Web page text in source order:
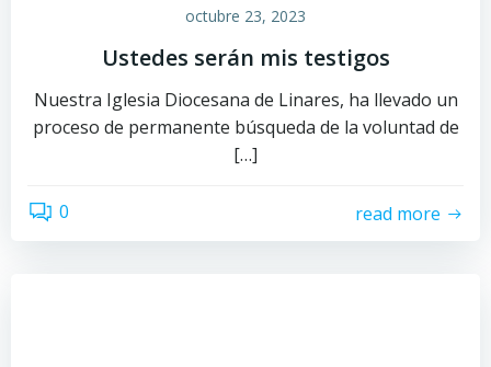
octubre 23, 2023
Ustedes serán mis testigos
Nuestra Iglesia Diocesana de Linares, ha llevado un
proceso de permanente búsqueda de la voluntad de
[…]
0 read more